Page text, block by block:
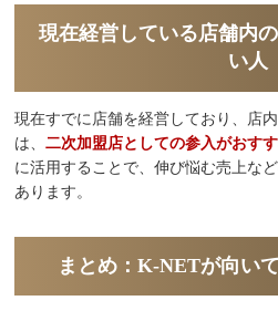
現在経営している店舗内
い人
現在すでに店舗を経営しており、店
は、二次加盟店としての参入がおす
に活用することで、伸び悩む売上な
あります。
まとめ：K-NETが向い